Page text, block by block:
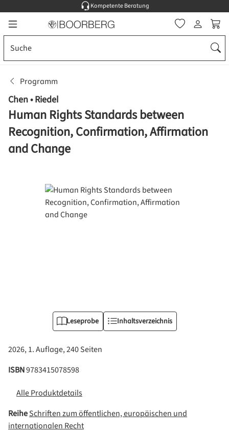
Zum Hauptinhalt springen
Kompetente Beratung
Programm
Chen • Riedel
Human Rights Standards between
Recognition, Confirmation, Affirmation
and Change
Bildergalerie überspringen
Leseprobe Inhaltsverzeichnis
2026, 1. Auflage, 240 Seiten
ISBN9783415078598
Alle Produktdetails
ReiheSchriften zum öffentlichen, europäischen und
internationalen Recht